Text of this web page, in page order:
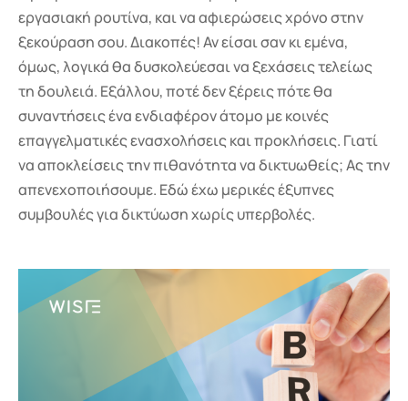
εργασιακή ρουτίνα, και να αφιερώσεις χρόνο στην
ξεκούραση σου. Διακοπές! Αν είσαι σαν κι εμένα,
όμως, λογικά θα δυσκολεύεσαι να ξεχάσεις τελείως
τη δουλειά. Εξάλλου, ποτέ δεν ξέρεις πότε θα
συναντήσεις ένα ενδιαφέρον άτομο με κοινές
επαγγελματικές ενασχολήσεις και προκλήσεις. Γιατί
να αποκλείσεις την πιθανότητα να δικτυωθείς; Ας την
απενεχοποιήσουμε. Εδώ έχω μερικές έξυπνες
συμβουλές για δικτύωση χωρίς υπερβολές.